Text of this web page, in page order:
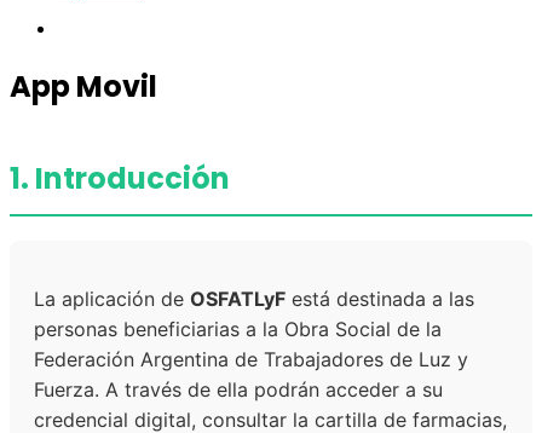
App Movil
1. Introducción
La aplicación de OSFATLyF está destinada a las
personas beneficiarias a la Obra Social de la
Federación Argentina de Trabajadores de Luz y
Fuerza. A través de ella podrán acceder a su
credencial digital, consultar la cartilla de farmacias,